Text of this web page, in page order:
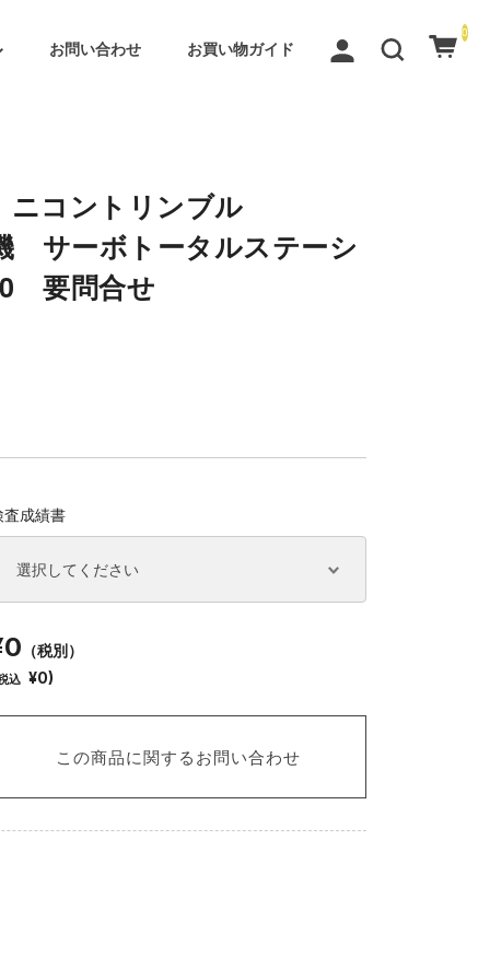
お問い合わせ お買い物ガイド
0
コントリンブル
サーボトータルステーシ
要問合せ
査成績書
（税別）
込 ¥0)
この商品に関するお問い合わせ